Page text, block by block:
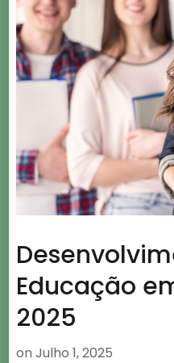
Educação
2025
on Julho 1, 2025